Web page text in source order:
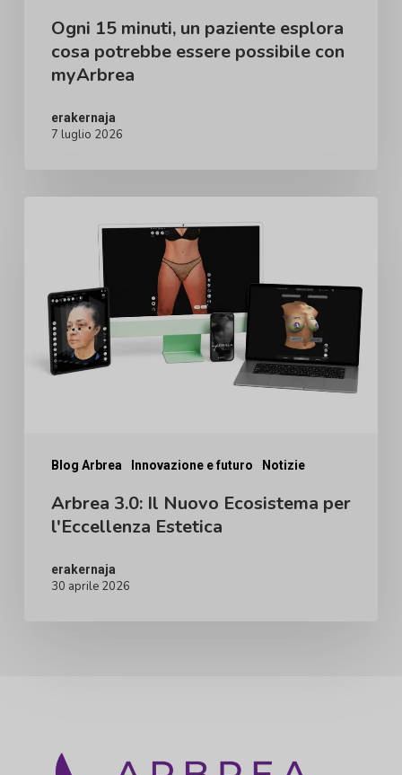
myArbrea
Ogni 15 minuti, un paziente esplora
cosa potrebbe essere possibile con
myArbrea
erakernaja
7 luglio 2026
Blog Arbrea Innovazione e futuro Notizie
Nuovo
Ecosistema
Arbrea 3.0: Il Nuovo Ecosistema per
l'Eccellenza Estetica
erakernaja
30 aprile 2026